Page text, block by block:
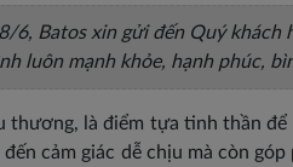
6, Batos xin gửi đến Quý
luôn mạnh khỏe, hạnh phúc,
thương, là điểm tựa tinh thần
cảm giác dễ chịu mà còn